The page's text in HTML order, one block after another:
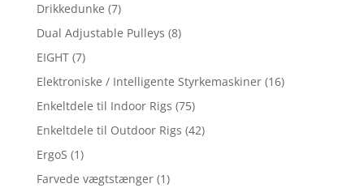
Drikkedunke (7)
Dual Adjustable Pulleys (8)
EIGHT (7)
Elektroniske / Intelligente Styrkemaskiner (16)
Enkeltdele til Indoor Rigs (75)
Enkeltdele til Outdoor Rigs (42)
ErgoS (1)
Farvede vægtstænger (1)